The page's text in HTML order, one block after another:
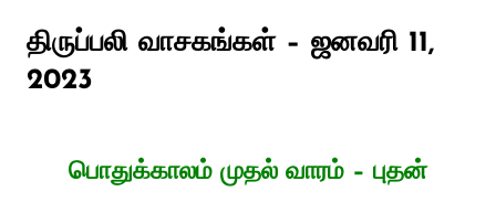
திருப்பலி வாசகங்கள் – ஜனவரி 11,
2023
பொதுக்காலம் முதல் வாரம் – புதன்